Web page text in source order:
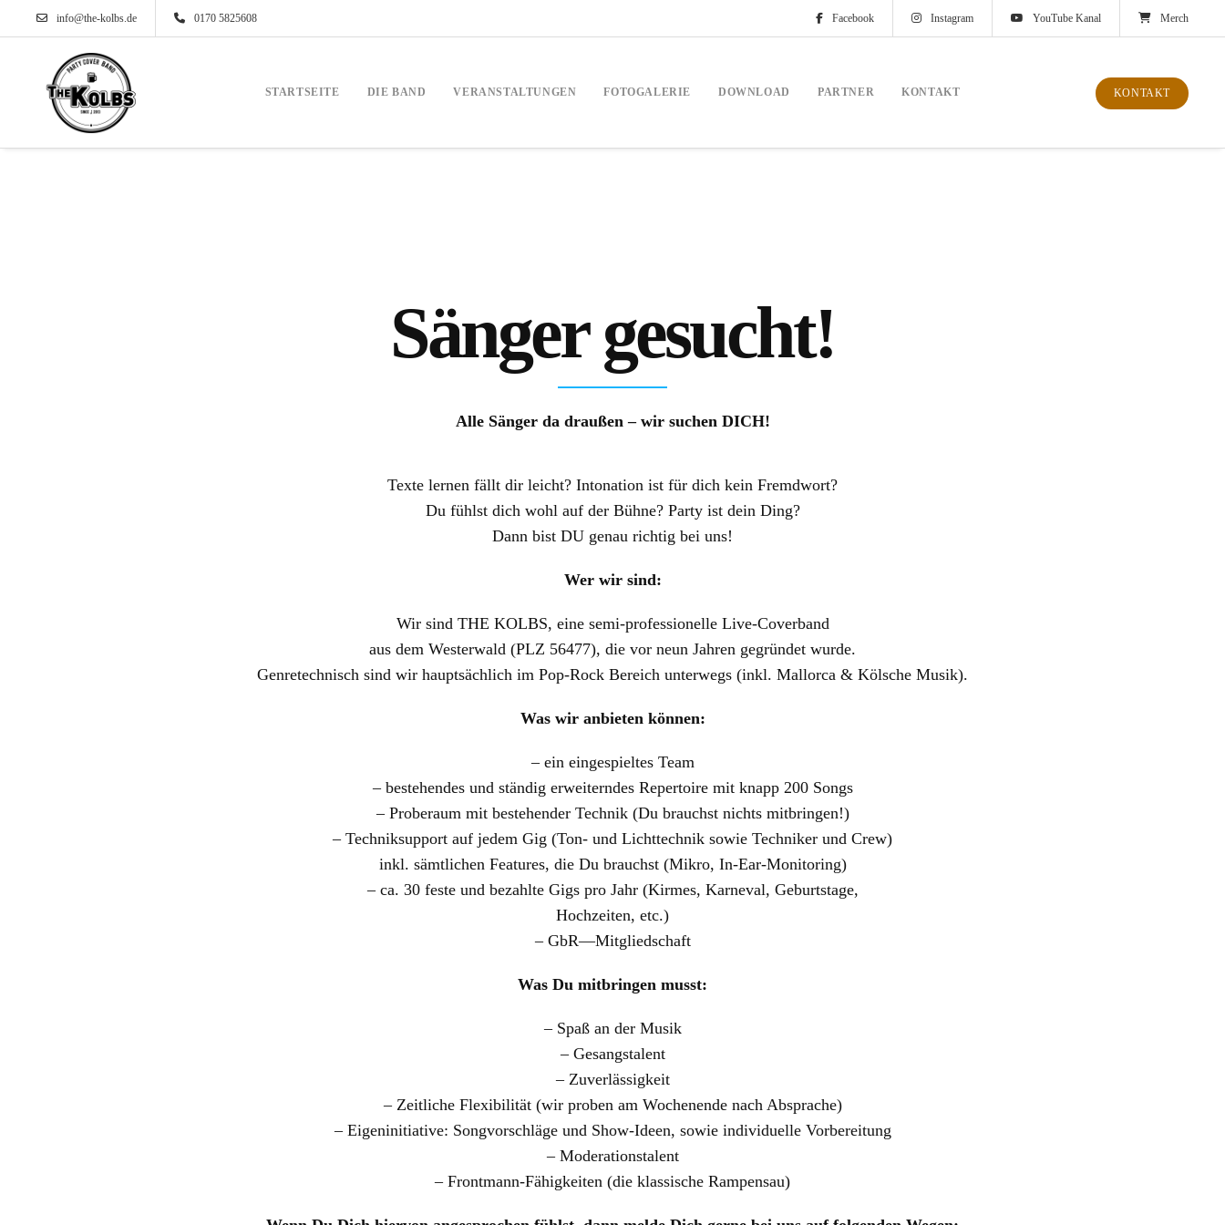
info@the-kolbs.de 0170 5825608 Merch
YouTube Kanal
Instagram
Facebook
STARTSEITE DIE BAND VERANSTALTUNGEN FOTOGALERIE DOWNLOAD PARTNER KONTAKT KONTAKT
Sänger gesucht!
Alle Sänger da draußen – wir suchen DICH!
Texte lernen fällt dir leicht? Intonation ist für dich kein Fremdwort?
Du fühlst dich wohl auf der Bühne? Party ist dein Ding?
Dann bist DU genau richtig bei uns!
Wer wir sind:
Wir sind THE KOLBS, eine semi-professionelle Live-Coverband
aus dem Westerwald (PLZ 56477), die vor neun Jahren gegründet wurde.
Genretechnisch sind wir hauptsächlich im Pop-Rock Bereich unterwegs (inkl. Mallorca & Kölsche Musik).
Was wir anbieten können:
– ein eingespieltes Team
– bestehendes und ständig erweiterndes Repertoire mit knapp 200 Songs
– Proberaum mit bestehender Technik (Du brauchst nichts mitbringen!)
– Techniksupport auf jedem Gig (Ton- und Lichttechnik sowie Techniker und Crew)
inkl. sämtlichen Features, die Du brauchst (Mikro, In-Ear-Monitoring)
– ca. 30 feste und bezahlte Gigs pro Jahr (Kirmes, Karneval, Geburtstage,
Hochzeiten, etc.)
– GbR—Mitgliedschaft
Was Du mitbringen musst:
– Spaß an der Musik
– Gesangstalent
– Zuverlässigkeit
– Zeitliche Flexibilität (wir proben am Wochenende nach Absprache)
– Eigeninitiative: Songvorschläge und Show-Ideen, sowie individuelle Vorbereitung
– Moderationstalent
– Frontmann-Fähigkeiten (die klassische Rampensau)